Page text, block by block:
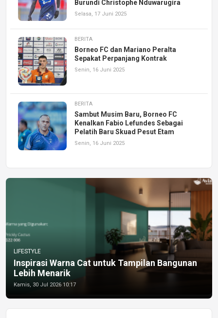
Burundi Christophe Nduwarugira
Selasa, 17 Juni 2025
BERITA
Borneo FC dan Mariano Peralta
Sepakat Perpanjang Kontrak
Senin, 16 Juni 2025
BERITA
Sambut Musim Baru, Borneo FC
Kenalkan Fabio Lefundes Sebagai
Pelatih Baru Skuad Pesut Etam
Senin, 16 Juni 2025
LIFESTYLE
Inspirasi Warna Cat untuk Tampilan Bangunan
Lebih Menarik
Kamis, 30 Jul 2026 10:17